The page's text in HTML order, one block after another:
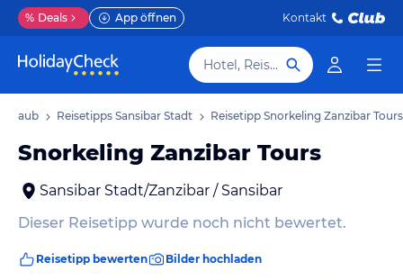
% Deals App öffnen Kontakt
Hotel, Reiseziel
Urlaub Reisetipps Sansibar Stadt Reisetipp Snorkeling Zanzibar Tours
Snorkeling Zanzibar Tours
Sansibar Stadt/Zanzibar / Sansibar
Dieser Reisetipp wurde noch nicht bewertet.
Reisetipp bewerten Bilder hochladen